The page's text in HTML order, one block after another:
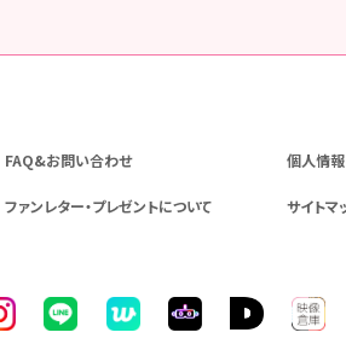
FAQ&お問い合わせ 個人情
ファンレター・プレゼントについて サイトマ